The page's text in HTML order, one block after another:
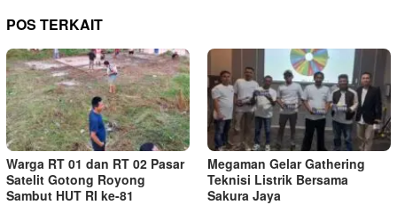
POS TERKAIT
Warga RT 01 dan RT 02 Pasar
Satelit Gotong Royong
Sambut HUT RI ke-81
Megaman Gelar Gathering
Teknisi Listrik Bersama
Sakura Jaya